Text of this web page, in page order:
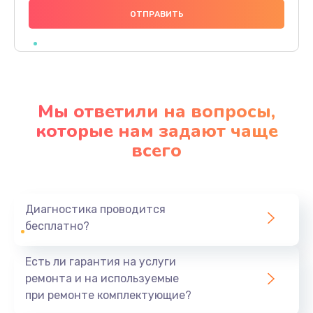
1000 руб.
Заказать
Профилактическая чистка
Заказать
Мы ответили на вопросы,
которые нам задают чаще
всего
Диагностика проводится
бесплатно?
Есть ли гарантия на услуги
ремонта и на используемые
при ремонте комплектующие?